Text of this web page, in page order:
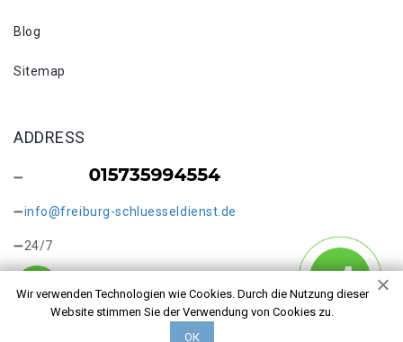
Wir verwenden Technologien wie Cookies. Durch die Nutzung dieser
Website stimmen Sie der Verwendung von Cookies zu.
ОК
Blog
Sitemap
ADDRESS
info@freiburg-schluesseldienst.de
24/7